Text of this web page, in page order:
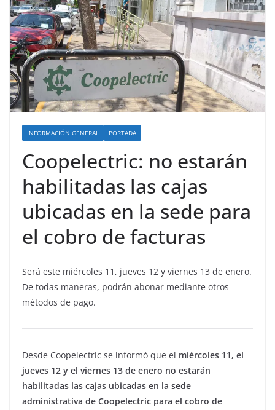
INFORMACIÓN GENERAL PORTADA
Coopelectric: no estarán
habilitadas las cajas
ubicadas en la sede para
el cobro de facturas
Será este miércoles 11, jueves 12 y viernes 13 de enero.
De todas maneras, podrán abonar mediante otros
métodos de pago.
Desde Coopelectric se informó que el miércoles 11, el
jueves 12 y el viernes 13 de enero no estarán
habilitadas las cajas ubicadas en la sede
administrativa de Coopelectric para el cobro de